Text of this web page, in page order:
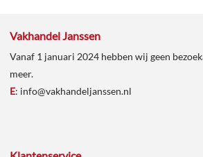
Vakhandel Janssen
Vanaf 1 januari 2024 hebben wij geen
meer.
E: info@vakhandeljanssen.nl